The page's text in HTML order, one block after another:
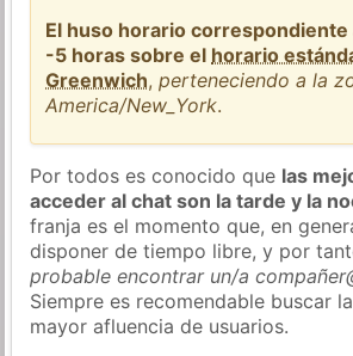
El huso horario correspondiente
-5 horas sobre el horario
Greenwich,perteneciendo a la
America/New_York.
Por todos es conocido que las
acceder al chat son la tarde y la
franja es el momento que, en
disponer de tiempo libre, y por
probable encontrar un/a
Siempre es recomendable buscar
mayor afluencia de usuarios.